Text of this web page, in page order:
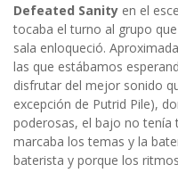
Defeated Sanity en el
tocaba el turno al grupo
sala enloqueció.
las que estábamos
disfrutar del mejor sonido
excepción de Putrid Pile),
poderosas, el bajo no tenía
marcaba los temas y la
baterista y porque los